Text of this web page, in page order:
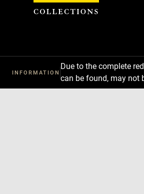
INFORMATION
Due to the complete
can be found, may not
Cookies management panel